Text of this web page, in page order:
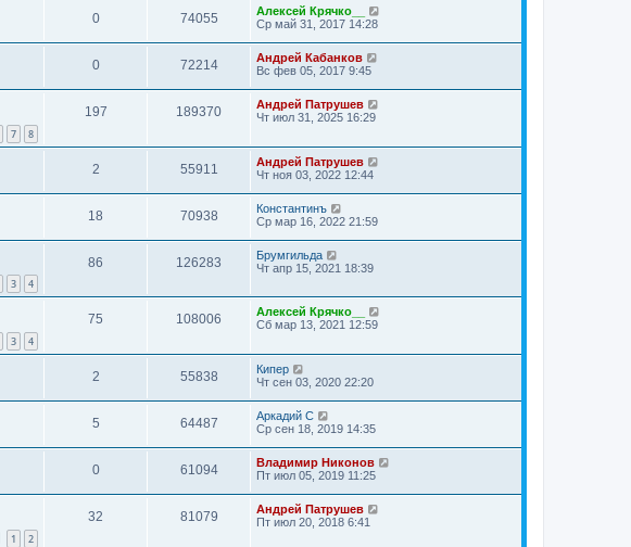
0 74055
Алексей Крячко__
Ср май 31, 2017 14:28
0 72214
Андрей Кабанков
Вс фев 05, 2017 9:45
7 8
197 189370
Андрей Патрушев
Чт июл 31, 2025 16:29
2 55911
Андрей Патрушев
Чт ноя 03, 2022 12:44
18 70938
Константинъ
Ср мар 16, 2022 21:59
3 4
86 126283
Брумгильда
Чт апр 15, 2021 18:39
3 4
75 108006
Алексей Крячко__
Сб мар 13, 2021 12:59
2 55838
Кипер
Чт сен 03, 2020 22:20
5 64487
Аркадий С
Ср сен 18, 2019 14:35
0 61094
Владимир Никонов
Пт июл 05, 2019 11:25
1 2
32 81079
Андрей Патрушев
Пт июл 20, 2018 6:41